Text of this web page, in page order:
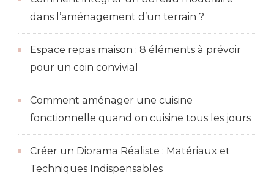
dans l’aménagement d’un terrain ?
Espace repas maison : 8 éléments à prévoir
pour un coin convivial
Comment aménager une cuisine
fonctionnelle quand on cuisine tous les jours
Créer un Diorama Réaliste : Matériaux et
Techniques Indispensables